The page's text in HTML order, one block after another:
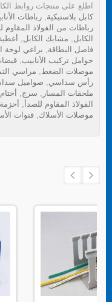
اطلع على منتجات روابط
كابل بلاستيكية, رباطات
رباطات من الفولاذ المقاوم
الكابل, مشابك الكابل,
فاصل البطاقة, براغي لوحة
حوامل تركيب الأنابيب,
موصلات الضغط, مراسي
رأس سداسي, صواميل
ملحقات المسار , سرج,
الفولاذ المقاوم للصدأ,
موصلات الأسلاك, قنوات